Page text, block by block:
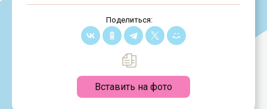
Поделиться:
Вставить на фото